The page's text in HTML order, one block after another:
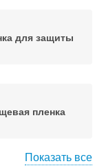
для защиты
пленка
Показать все